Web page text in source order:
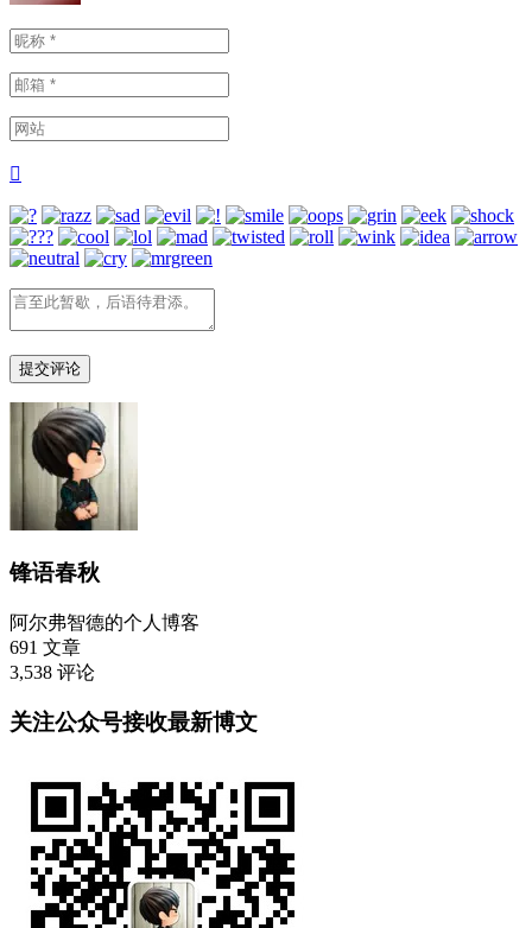

锋语春秋
阿尔弗智德的个人博客
691 文章
3,538 评论
关注公众号接收最新博文